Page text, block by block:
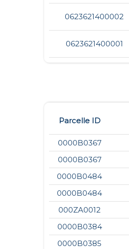
0623621400002
0623621400001
Parcelle ID
0000B0367
0000B0367
0000B0484
0000B0484
000ZA0012
0000B0384
0000B0385